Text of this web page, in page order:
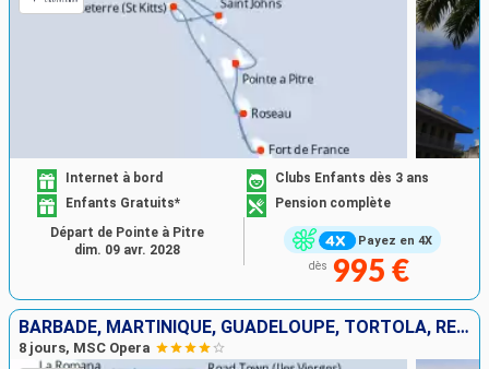
Payez en 4X
Internet à bord
Clubs Enfants dès 3 ans
Enfants Gratuits*
Pension complète
dès 995 €
Départ de Pointe à Pitre
dim. 09 avr. 2028
BARBADE, MARTINIQUE, GUADELOUPE, TORTOLA, RÉPUBLIQUE DOMINICAINE
8 jours, MSC Opera